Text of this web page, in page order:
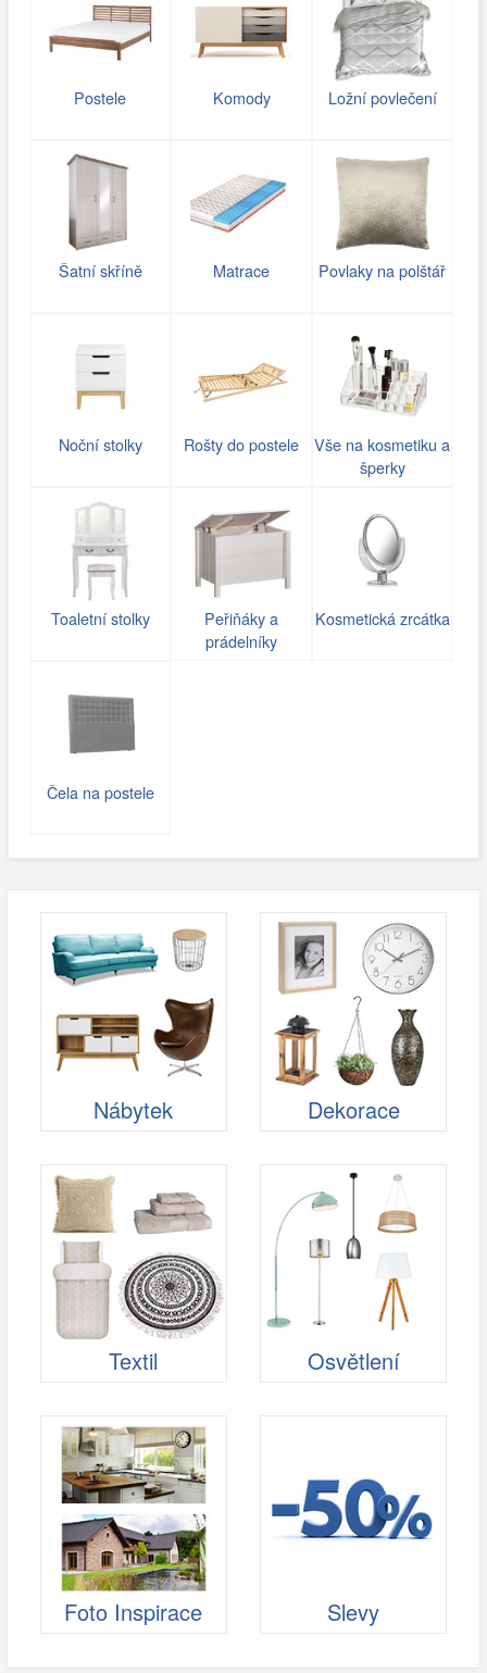
Postele Komody Ložní povlečení
Šatní skříně Matrace Povlaky na polštář
Noční stolky Rošty do postele
Vše na kosmetiku a
šperky
Toaletní stolky
Peřiňáky a
prádelníky
Kosmetická zrcátka
Čela na postele
Nábytek Dekorace
Textil Osvětlení
Foto Inspirace Slevy